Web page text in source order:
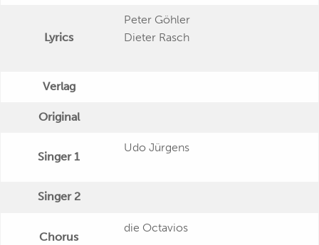
Lyrics
Peter Göhler
Dieter Rasch
Verlag
Original
Singer 1
Udo Jürgens
Singer 2
Chorus
die Octavios